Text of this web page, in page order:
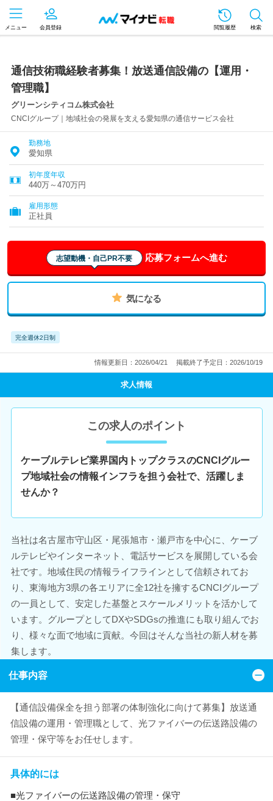
メニュー 会員登録 閲覧履歴 検索
通信技術職経験者募集！放送通信設備の【運用・
管理職】
グリーンシティコム株式会社
CNCIグループ｜地域社会の発展を支える愛知県の通信サービス会社
勤務地
愛知県
初年度年収
440万～470万円
雇用形態
正社員
志望動機・自己PR不要 応募フォームへ進む
気になる
完全週休2日制
情報更新日：2026/04/21 掲載終了予定日：2026/10/19
求人情報
この求人のポイント
ケーブルテレビ業界国内トップクラスのCNCIグルー
プ地域社会の情報インフラを担う会社で、活躍しま
せんか？
当社は名古屋市守山区・尾張旭市・瀬戸市を中心に、ケーブ
ルテレビやインターネット、電話サービスを展開している会
社です。地域住民の情報ライフラインとして信頼されてお
り、東海地方3県の各エリアに全12社を擁するCNCIグループ
の一員として、安定した基盤とスケールメリットを活かして
います。グループとしてDXやSDGsの推進にも取り組んでお
り、様々な面で地域に貢献。今回はそんな当社の新人材を募
集します。
仕事内容
【通信設備保全を担う部署の体制強化に向けて募集】放送通
信設備の運用・管理職として、光ファイバーの伝送路設備の
管理・保守等をお任せします。
具体的には
■光ファイバーの伝送路設備の管理・保守